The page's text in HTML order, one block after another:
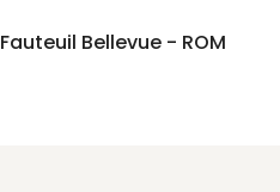
Fauteuil Bellevue - ROM